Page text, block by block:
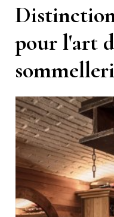
pour l'art